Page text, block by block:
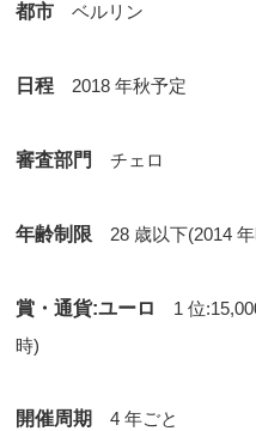
都市 ベルリン
日程 2018 年秋予定
審査部門 チェロ
年齢制限 28 歳以下(2014
賞・通貨:ユーロ
1 位
時)
開催周期 4 年ごと